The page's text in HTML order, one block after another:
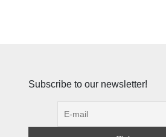
Subscribe to our newsletter!